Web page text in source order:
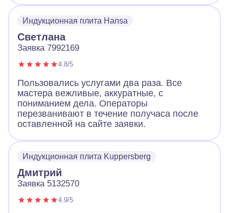
Индукционная плита Hansa
Светлана
Заявка 7992169
4.8/5
Пользовались услугами два раза. Все
мастера вежливые, аккуратные, с
пониманием дела. Операторы
перезванивают в течение получаса после
оставленной на сайте заявки.
Индукционная плита Kuppersberg
Дмитрий
Заявка 5132570
4.9/5